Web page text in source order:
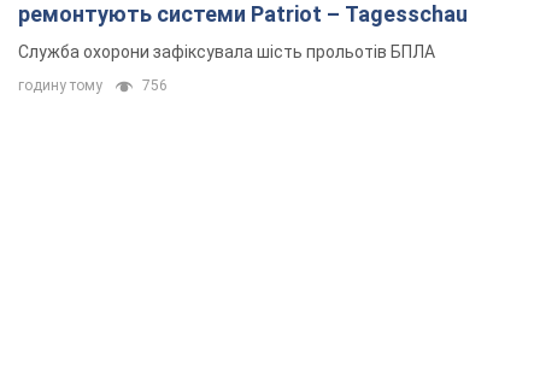
ремонтують системи Patriot – Tagesschau
Служба охорони зафіксувала шість прольотів БПЛА
годину тому 756